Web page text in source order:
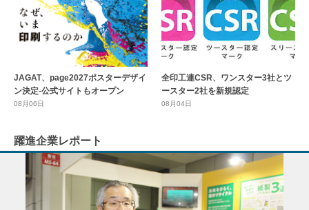
JAGAT、page2027ポスターデザイ
ン決定-公式サイトもオープン
08月06日
全印工連CSR、ワンスター3社とツ
ースター2社を新規認定
08月04日
躍進企業レポート